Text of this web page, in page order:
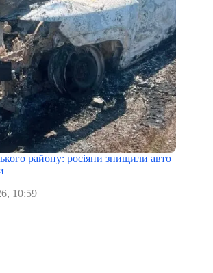
району: росіяни знищили авто
10:59